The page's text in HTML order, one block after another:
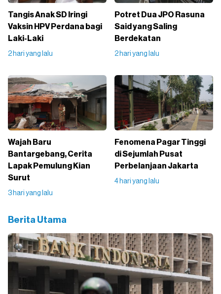
Tangis Anak SD Iringi
Vaksin HPV Perdana bagi
Laki-Laki
2 hari yang lalu
Potret Dua JPO Rasuna
Said yang Saling
Berdekatan
2 hari yang lalu
Wajah Baru
Bantargebang, Cerita
Lapak Pemulung Kian
Surut
3 hari yang lalu
Fenomena Pagar Tinggi
di Sejumlah Pusat
Perbelanjaan Jakarta
4 hari yang lalu
Berita Utama